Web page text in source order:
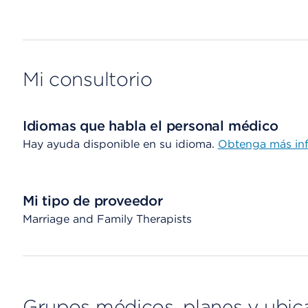
Mi consultorio
Idiomas que habla el personal médico
Hay ayuda disponible en su idioma. Obtenga más
Mi tipo de proveedor
Marriage and Family Therapists